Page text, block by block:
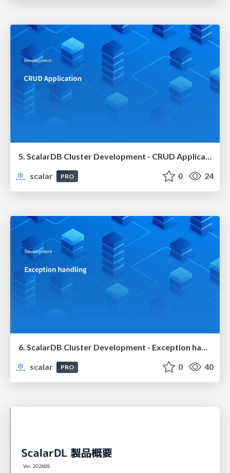
scalar
PRO 0 24
6. ScalarDB Cluster Development - Exception handling
scalar
PRO 0 40